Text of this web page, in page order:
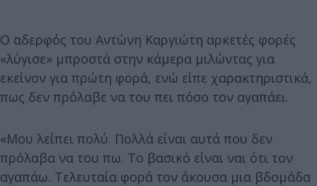
Ο αδερφός του Αντώνη Καργιώτη αρκετές φορές
«λύγισε» μπροστά στην κάμερα μιλώντας για
εκείνον για πρώτη φορά, ενώ είπε χαρακτηριστικά,
πως δεν πρόλαβε να του πει πόσο τον αγαπάει.
«Μου λείπει πολύ. Πολλά είναι αυτά που δεν
πρόλαβα να του πω. Το βασικό είναι ναι ότι τον
αγαπάω. Τελευταία φορά τον άκουσα μια βδομάδα